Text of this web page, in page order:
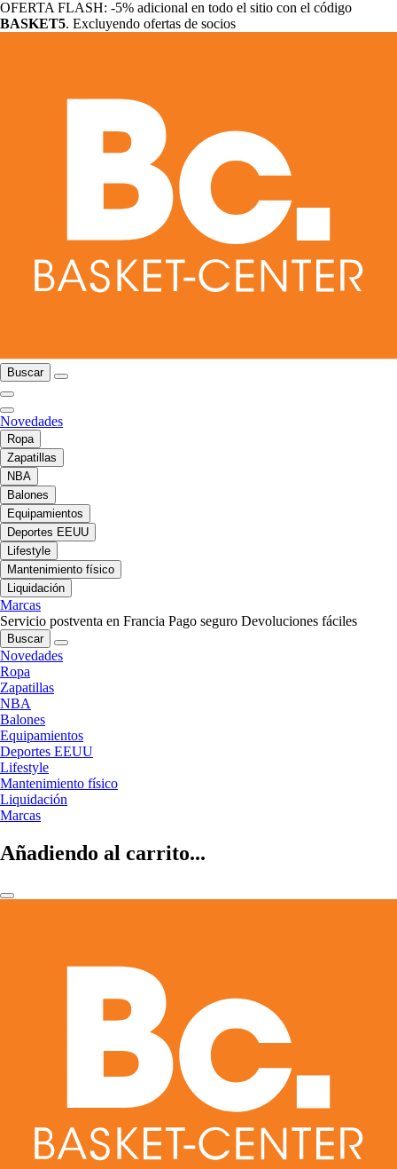
OFERTA FLASH: -5% adicional en todo el sitio con el código
BASKET5. Excluyendo ofertas de socios
Buscar
Novedades
Ropa
Zapatillas
NBA
Balones
Equipamientos
Deportes EEUU
Lifestyle
Mantenimiento físico
Liquidación
Marcas
Servicio postventa en Francia Pago seguro Devoluciones fáciles
Buscar
Novedades
Ropa
Zapatillas
NBA
Balones
Equipamientos
Deportes EEUU
Lifestyle
Mantenimiento físico
Liquidación
Marcas
Añadiendo al carrito...